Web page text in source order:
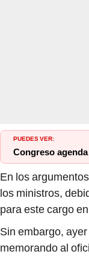
PUEDES VER:
Congreso
En los
los ministros,
para este cargo
Sin embargo,
memorando al